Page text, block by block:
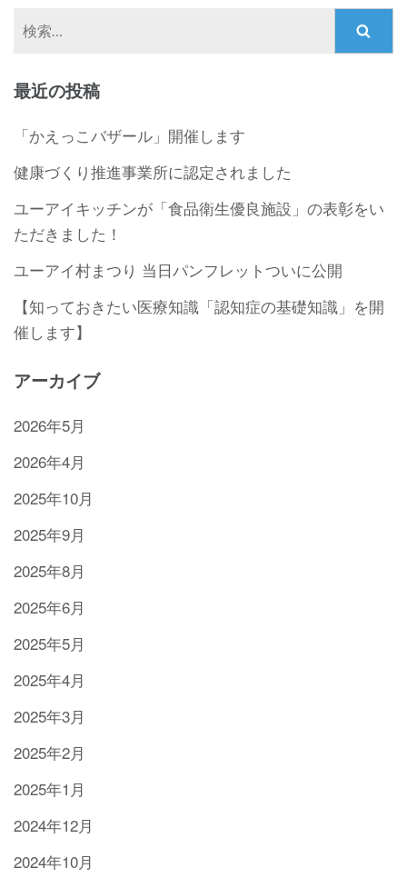
最近の投稿
「かえっこバザール」開催します
健康づくり推進事業所に認定されました
ユーアイキッチンが「食品衛生優良施設」の表彰をい
ただきました！
ユーアイ村まつり 当日パンフレットついに公開
【知っておきたい医療知識「認知症の基礎知識」を開
催します】
アーカイブ
2026年5月
2026年4月
2025年10月
2025年9月
2025年8月
2025年6月
2025年5月
2025年4月
2025年3月
2025年2月
2025年1月
2024年12月
2024年10月